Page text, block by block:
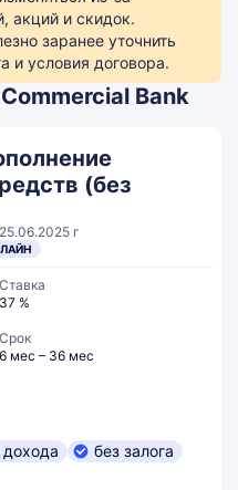
акций и скидок.
заранее уточнить
и условия договора.
Bank
(без
г
Ставка
37 %
Срок
6 мес – 36 мес
без залога